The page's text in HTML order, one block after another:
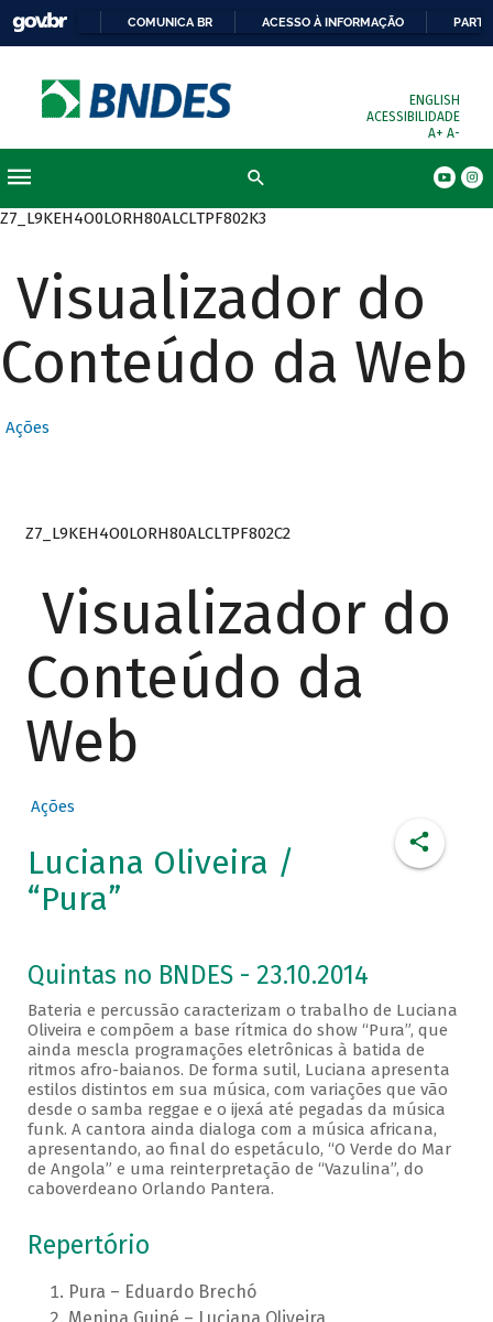
COMUNICA BR ACESSO À INFORMAÇÃO
ENGLISH
ACESSIBILIDADE
A+ A-
Z7_L9KEH4O0LORH80ALCLTPF802K3
Visualizador do
Conteúdo da Web
Ações
Z7_L9KEH4O0LORH80ALCLTPF802C2
Visualizador do
Conteúdo da
Web
Ações
Luciana Oliveira /
“Pura”
Quintas no BNDES - 23.10.2014
Bateria e percussão caracterizam o trabalho de Luciana
Oliveira e compõem a base rítmica do show “Pura”, que
ainda mescla programações eletrônicas à batida de
ritmos afro-baianos. De forma sutil, Luciana apresenta
estilos distintos em sua música, com variações que vão
desde o samba reggae e o ijexá até pegadas da música
funk. A cantora ainda dialoga com a música africana,
apresentando, ao final do espetáculo, “O Verde do Mar
de Angola” e uma reinterpretação de “Vazulina”, do
caboverdeano Orlando Pantera.
Repertório
Pura – Eduardo Brechó